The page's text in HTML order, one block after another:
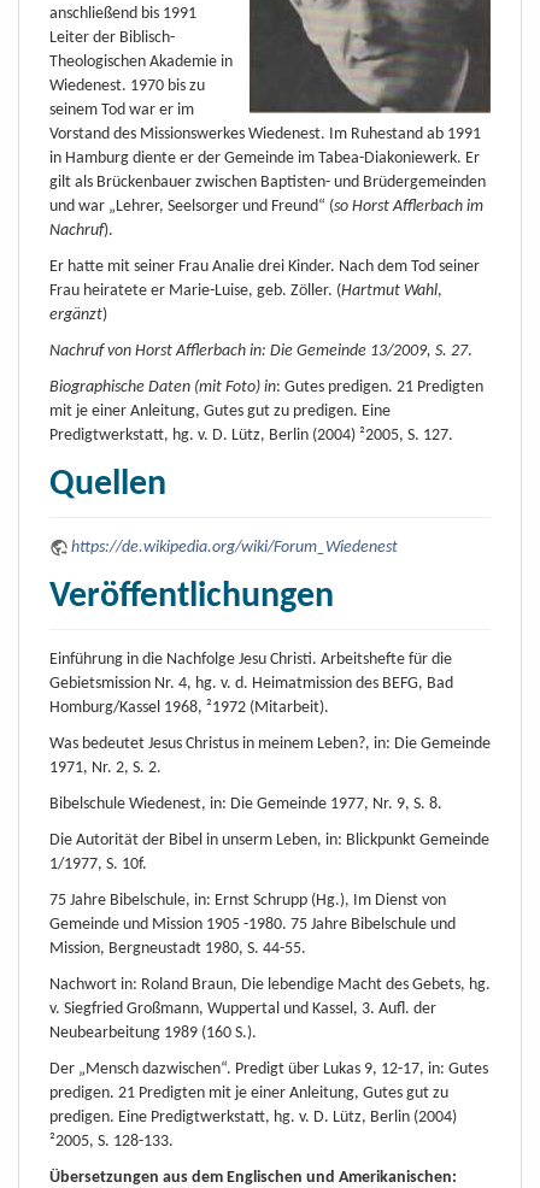
anschließend bis 1991
Leiter der Biblisch-
Theologischen Akademie in
Wiedenest. 1970 bis zu
seinem Tod war er im
Vorstand des Missionswerkes Wiedenest. Im Ruhestand ab 1991
in Hamburg diente er der Gemeinde im Tabea-Diakoniewerk. Er
gilt als Brückenbauer zwischen Baptisten- und Brüdergemeinden
und war „Lehrer, Seelsorger und Freund“ (so Horst Afflerbach im
Nachruf).
Er hatte mit seiner Frau Analie drei Kinder. Nach dem Tod seiner
Frau heiratete er Marie-Luise, geb. Zöller. (Hartmut Wahl,
ergänzt)
Nachruf von Horst Afflerbach in: Die Gemeinde 13/2009, S. 27.
Biographische Daten (mit Foto) in: Gutes predigen. 21 Predigten
mit je einer Anleitung, Gutes gut zu predigen. Eine
Predigtwerkstatt, hg. v. D. Lütz, Berlin (2004) ²2005, S. 127.
Quellen
https://de.wikipedia.org/wiki/Forum_Wiedenest
Veröffentlichungen
Einführung in die Nachfolge Jesu Christi. Arbeitshefte für die
Gebietsmission Nr. 4, hg. v. d. Heimatmission des BEFG, Bad
Homburg/Kassel 1968, ²1972 (Mitarbeit).
Was bedeutet Jesus Christus in meinem Leben?, in: Die Gemeinde
1971, Nr. 2, S. 2.
Bibelschule Wiedenest, in: Die Gemeinde 1977, Nr. 9, S. 8.
Die Autorität der Bibel in unserm Leben, in: Blickpunkt Gemeinde
1/1977, S. 10f.
75 Jahre Bibelschule, in: Ernst Schrupp (Hg.), Im Dienst von
Gemeinde und Mission 1905 -1980. 75 Jahre Bibelschule und
Mission, Bergneustadt 1980, S. 44-55.
Nachwort in: Roland Braun, Die lebendige Macht des Gebets, hg.
v. Siegfried Großmann, Wuppertal und Kassel, 3. Aufl. der
Neubearbeitung 1989 (160 S.).
Der „Mensch dazwischen“. Predigt über Lukas 9, 12-17, in: Gutes
predigen. 21 Predigten mit je einer Anleitung, Gutes gut zu
predigen. Eine Predigtwerkstatt, hg. v. D. Lütz, Berlin (2004)
²2005, S. 128-133.
Übersetzungen aus dem Englischen und Amerikanischen: